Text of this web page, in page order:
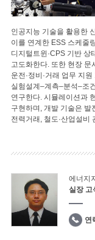
인공지능 기술을 활용한
이를 연계한 ESS 스케줄
디지털트윈·CPS 기반 상
고도화한다. 또한 현장 문
운전·정비·거래 업무 지
실험설계–계측–분석–조
연구한다. 시뮬레이션과
구현하며, 개발 기술은 발
전력거래, 철도·산업설비
에너지
실장 고
연